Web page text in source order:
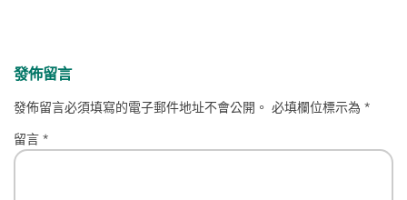
發佈留言
發佈留言必須填寫的電子郵件地址不會公開。 必填欄位標示為*
留言*